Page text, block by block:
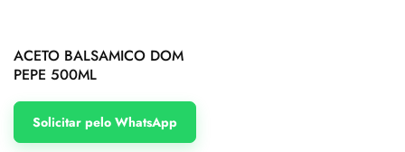
ACETO BALSAMICO DOM
PEPE 500ML
Solicitar pelo WhatsApp